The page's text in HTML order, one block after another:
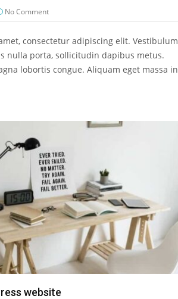
No Comment
consectetur adipiscing elit. Vestibulum
nulla porta, sollicitudin dapibus metus.
lobortis congue. Aliquam eget massa in
website